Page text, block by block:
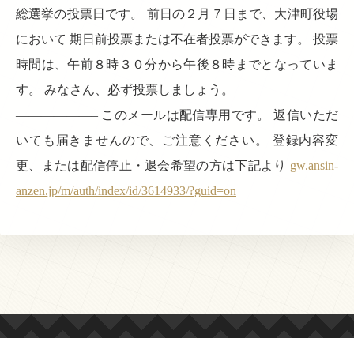
総選挙の投票日です。 前日の２月７日まで、大津町役場
において 期日前投票または不在者投票ができます。 投票
時間は、午前８時３０分から午後８時までとなっていま
す。 みなさん、必ず投票しましょう。
——————– このメールは配信専用です。 返信いただ
いても届きませんので、ご注意ください。 登録内容変
更、または配信停止・退会希望の方は下記より gw.ansin-
anzen.jp/m/auth/index/id/3614933/?guid=on